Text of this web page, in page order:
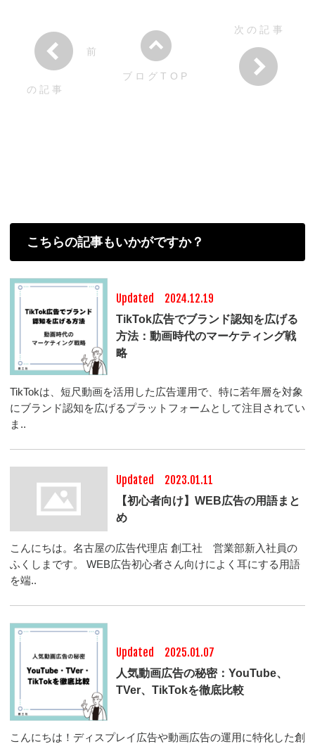
前
の記事
ブログTOP
次の記事
こちらの記事もいかがですか？
Updated 2024.12.19
TikTok広告でブランド認知を広げる
方法：動画時代のマーケティング戦
略
TikTokは、短尺動画を活用した広告運用で、特に若年層を対象
にブランド認知を広げるプラットフォームとして注目されてい
ま..
Updated 2023.01.11
【初心者向け】WEB広告の用語まと
め
こんにちは。名古屋の広告代理店 創工社 営業部新入社員の
ふくしまです。 WEB広告初心者さん向けによく耳にする用語
を端..
Updated 2025.01.07
人気動画広告の秘密：YouTube、
TVer、TikTokを徹底比較
こんにちは！ディスプレイ広告や動画広告の運用に特化した創